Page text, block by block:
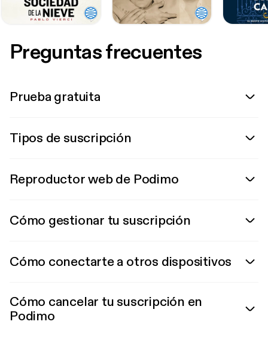
Preguntas frecuentes
Prueba gratuita
Tipos de suscripción
Reproductor web de Podimo
Cómo gestionar tu suscripción
Cómo conectarte a otros dispositivos
Cómo cancelar tu suscripción en
Podimo